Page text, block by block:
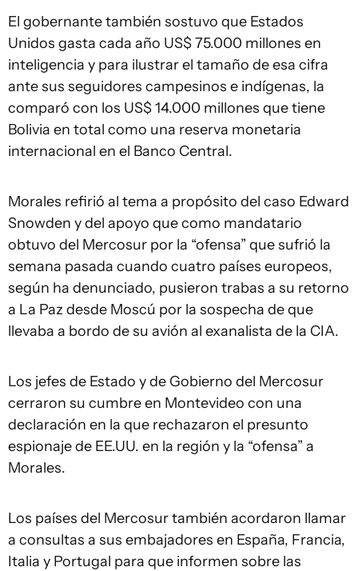
El gobernante también sostuvo que Estados
Unidos gasta cada año US$ 75.000 millones en
inteligencia y para ilustrar el tamaño de esa cifra
ante sus seguidores campesinos e indígenas, la
comparó con los US$ 14.000 millones que tiene
Bolivia en total como una reserva monetaria
internacional en el Banco Central.
Morales refirió al tema a propósito del caso Edward
Snowden y del apoyo que como mandatario
obtuvo del Mercosur por la “ofensa” que sufrió la
semana pasada cuando cuatro países europeos,
según ha denunciado, pusieron trabas a su retorno
a La Paz desde Moscú por la sospecha de que
llevaba a bordo de su avión al exanalista de la CIA.
Los jefes de Estado y de Gobierno del Mercosur
cerraron su cumbre en Montevideo con una
declaración en la que rechazaron el presunto
espionaje de EE.UU. en la región y la “ofensa” a
Morales.
Los países del Mercosur también acordaron llamar
a consultas a sus embajadores en España, Francia,
Italia y Portugal para que informen sobre las